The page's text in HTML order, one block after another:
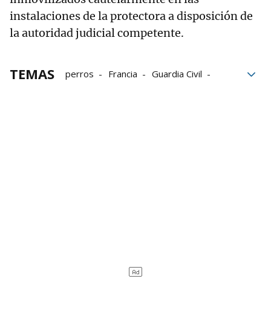
instalaciones de la protectora a disposición de
la autoridad judicial competente.
TEMAS perros Francia
Guardia Civil